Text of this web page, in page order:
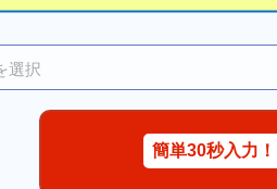
簡単30秒入力！